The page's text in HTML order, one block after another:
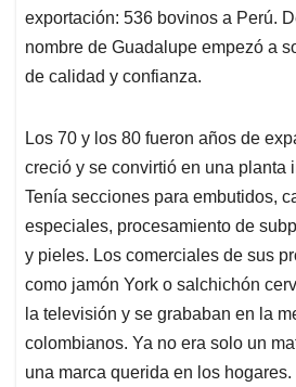
exportación: 536 bovinos a Perú.
nombre de Guadalupe empezó a
de calidad y confianza.
Los 70 y los 80 fueron años de
creció y se convirtió en una planta
Tenía secciones para embutidos,
especiales, procesamiento de
y pieles. Los comerciales de sus
como jamón York o salchichón
la televisión y se grababan en la
colombianos. Ya no era solo un
una marca querida en los hogares.